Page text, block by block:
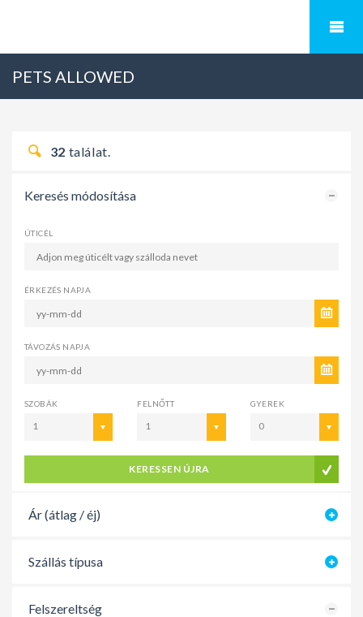
PETS ALLOWED
32 találat.
Keresés módosítása
ÚTICÉL
ÉRKEZÉS NAPJA
TÁVOZÁS NAPJA
SZOBÁK
1
FELNŐTT
1
GYEREK
0
KERESSEN ÚJRA
Ár (átlag / éj)
Szállás típusa
Felszereltség